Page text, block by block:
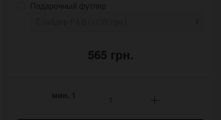
Подарочный футляр
565 грн.
мин. 1